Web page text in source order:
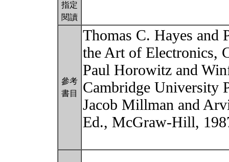
指定
閱讀
參考
書目
Thomas C. Hayes and
the Art of Electronics,
Paul Horowitz and
Cambridge University
Jacob Millman and
Ed., McGraw-Hill,